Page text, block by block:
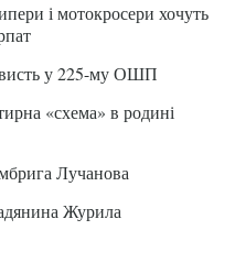
і мотокросери хочуть
у 225-му ОШП
«схема» в родині
Лучанова
Журила